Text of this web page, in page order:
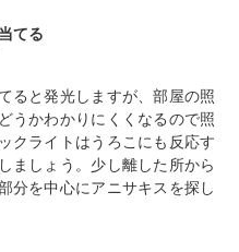
てる
ると発光しますが、部屋の照
うかわかりにくくなるので照
クライトはうろこにも反応す
ましょう。少し離した所から
分を中心にアニサキスを探し